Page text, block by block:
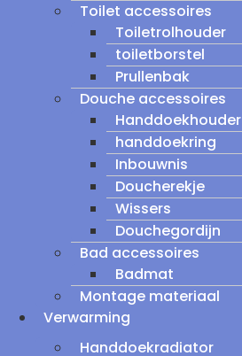
Toilet accessoires
Toiletrolhouder
toiletborstel
Prullenbak
Douche accessoires
Handdoekhouder
handdoekring
Inbouwnis
Doucherekje
Wissers
Douchegordijn
Bad accessoires
Badmat
Montage materiaal
Verwarming
Handdoekradiator